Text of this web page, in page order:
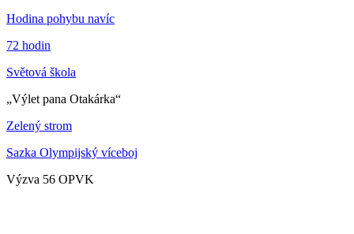
Hodina pohybu navíc
72 hodin
Světová škola
„Výlet pana Otakárka“
Zelený strom
Sazka Olympijský víceboj
Výzva 56 OPVK